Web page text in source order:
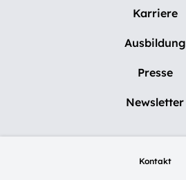
Karriere
Ausbildung
Presse
Newsletter
Kontakt